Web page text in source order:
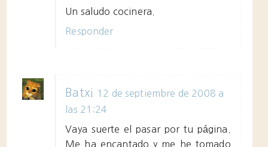
Un saludo cocinera.
Responder
Batxi
12 de septiembre de 2008 a
las 21:24
Vaya suerte el pasar por tu página.
Me ha encantado y me he tomado